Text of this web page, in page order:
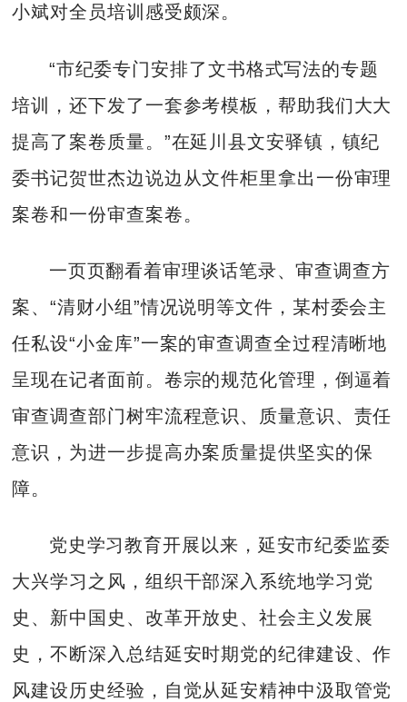
小斌对全员培训感受颇深。
“市纪委专门安排了文书格式写法的专题
培训，还下发了一套参考模板，帮助我们大大
提高了案卷质量。”在延川县文安驿镇，镇纪
委书记贺世杰边说边从文件柜里拿出一份审理
案卷和一份审查案卷。
一页页翻看着审理谈话笔录、审查调查方
案、“清财小组”情况说明等文件，某村委会主
任私设“小金库”一案的审查调查全过程清晰地
呈现在记者面前。卷宗的规范化管理，倒逼着
审查调查部门树牢流程意识、质量意识、责任
意识，为进一步提高办案质量提供坚实的保
障。
党史学习教育开展以来，延安市纪委监委
大兴学习之风，组织干部深入系统地学习党
史、新中国史、改革开放史、社会主义发展
史，不断深入总结延安时期党的纪律建设、作
风建设历史经验，自觉从延安精神中汲取管党